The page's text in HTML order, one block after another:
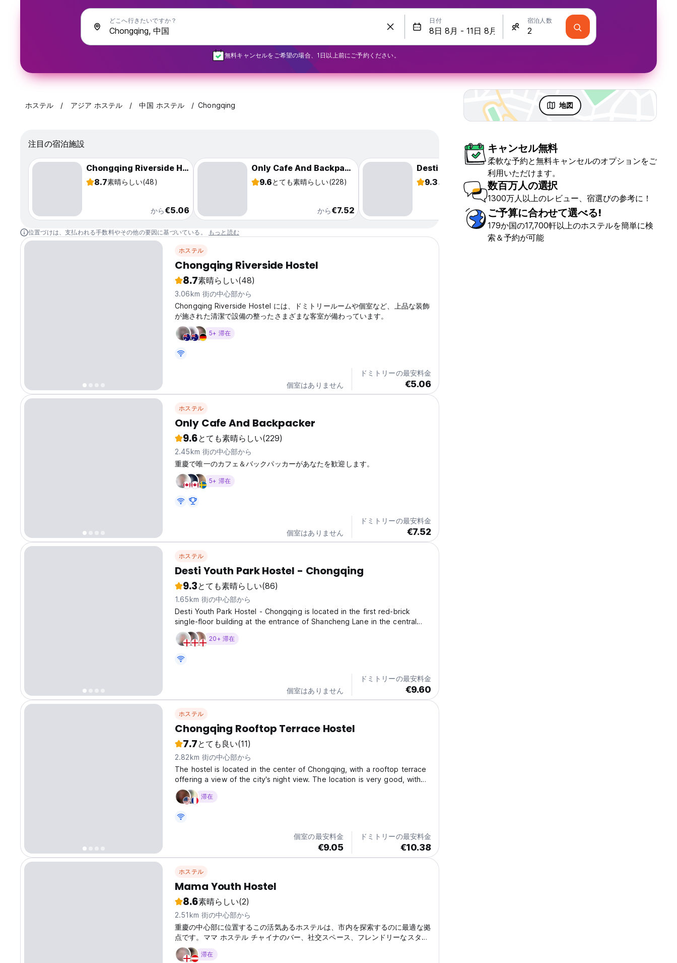
どこへ行きたいですか？ 日付 宿泊人数
無料キャンセルをご希望の場合、1日以上前にご予約ください。
ホステル アジア ホステル 中国 ホステル Chongqing 地図
注目の宿泊施設
Chongqing Riverside Hostel
8.7素晴らしい(48)
から€5.06
Only Cafe And Backpacker
9.6とても素晴らしい(228)
から€7.52
Desti Youth Park Hostel - Chongqing
9.3とても素晴らしい(86)
から€9.60
位置づけは、支払われる手数料やその他の要因に基づいている。 もっと読む
ホステル
Chongqing Riverside Hostel
8.7素晴らしい(48)
3.06km 街の中心部から
Chongqing Riverside Hostel には、ドミトリールームや個室など、上品な装飾
が施された清潔で設備の整ったさまざまな客室が備わっています。
5+ 滞在
個室はありません
ドミトリーの最安料金
€5.06
ホステル
Only Cafe And Backpacker
9.6とても素晴らしい(229)
2.45km 街の中心部から
重慶で唯一のカフェ＆バックパッカーがあなたを歓迎します。
5+ 滞在
個室はありません
ドミトリーの最安料金
€7.52
ホステル
Desti Youth Park Hostel - Chongqing
9.3とても素晴らしい(86)
1.65km 街の中心部から
Desti Youth Park Hostel - Chongqing is located in the first red-brick
single-floor building at the entrance of Shancheng Lane in the central
part of Yuzhong Peninsula. Shancheng Alley, formerly known as Tiandeng
Alley, is built on the mountain and facing...
20+ 滞在
個室はありません
ドミトリーの最安料金
€9.60
ホステル
Chongqing Rooftop Terrace Hostel
7.7とても良い(11)
2.82km 街の中心部から
The hostel is located in the center of Chongqing, with a rooftop terrace
offering a view of the city's night view. The location is very good, with
convenient transportation. It is a 5-minute walk from Jiaochangkou
Station on Metro Line 1 and Line 2.
滞在
個室の最安料金
€9.05
ドミトリーの最安料金
€10.38
ホステル
Mama Youth Hostel
8.6素晴らしい(2)
2.51km 街の中心部から
重慶の中心部に位置するこの活気あるホステルは、市内を探索するのに最適な拠
点です。ママ ホステル チャイナのバー、社交スペース、フレンドリーなスタッ
フをお楽しみください。 (Auto-translated from original language)
滞在
キャンセル無料
柔軟な予約と無料キャンセルのオプションをご
利用いただけます。
数百万人の選択
1300万人以上のレビュー、宿選びの参考に！
ご予算に合わせて選べる!
179か国の17,700軒以上のホステルを簡単に検
索＆予約が可能